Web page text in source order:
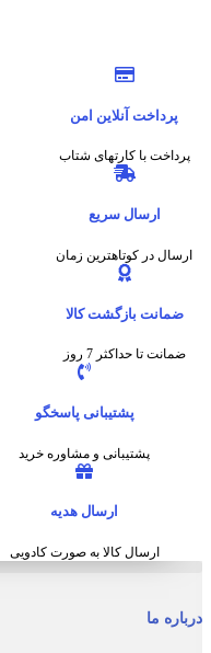
پرداخت آنلاین امن
پرداخت با کارتهای شتاب
ارسال سریع
ارسال در کوتاهترین زمان
ضمانت بازگشت کالا
ضمانت تا حداکثر 7 روز
پشتیبانی پاسخگو
پشتیبانی و مشاوره خرید
ارسال هدیه
ارسال کالا به صورت کادویی
درباره ما